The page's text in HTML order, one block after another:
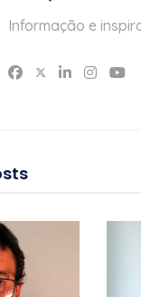
Informação e